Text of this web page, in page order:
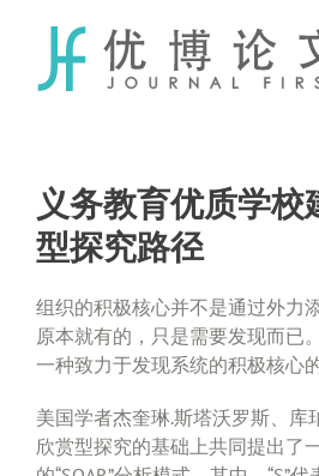
content
义务教育优质学校
型探究路径
组织的积极核心并不是通过外力
原本就有的，只是需要发现而已
一种致力于发现系统的积极核心
美国学者杰奎琳.斯塔沃罗斯、库
欣赏型探究的基础上共同提出了